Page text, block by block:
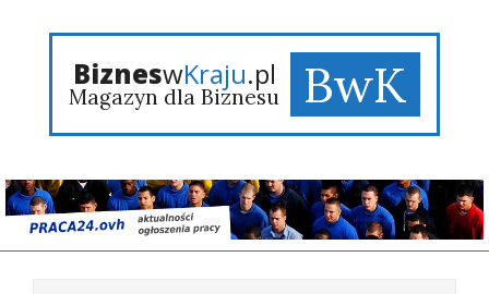
BizneswKraju.pl
Magazyn dla Biznesu BwK